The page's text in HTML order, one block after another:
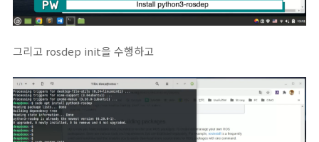
그리고 rosdep init을 수행하고